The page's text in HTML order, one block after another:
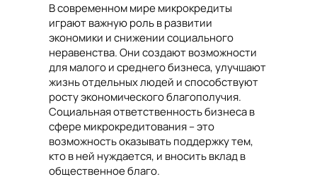
В современном мире микрокредиты
играют важную роль в развитии
экономики и снижении социального
неравенства. Они создают возможности
для малого и среднего бизнеса, улучшают
жизнь отдельных людей и способствуют
росту экономического благополучия.
Социальная ответственность бизнеса в
сфере микрокредитования – это
возможность оказывать поддержку тем,
кто в ней нуждается, и вносить вклад в
общественное благо.